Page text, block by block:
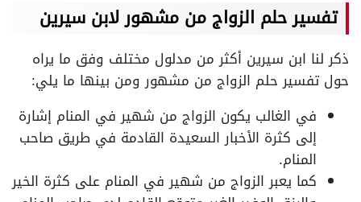
تفسير حلم الزواج من مشهور لابن سيرين
ذكر لنا ابن سيرين أكثر من مدلول مختلف وفق ما يراه
حول تفسير حلم الزواج من مشهور ومن بينها ما يلي:
في الغالب يكون الزواج من شهير في المنام إشارة
إلى كثرة الأخبار السعيدة القادمة في طريق صاحب
المنام.
كما يعبر الزواج من شهير في المنام على كثرة الخير